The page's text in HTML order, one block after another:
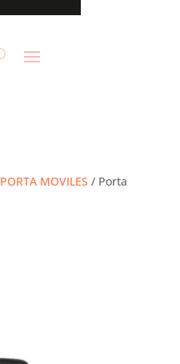
PORTA MOVILES / Porta